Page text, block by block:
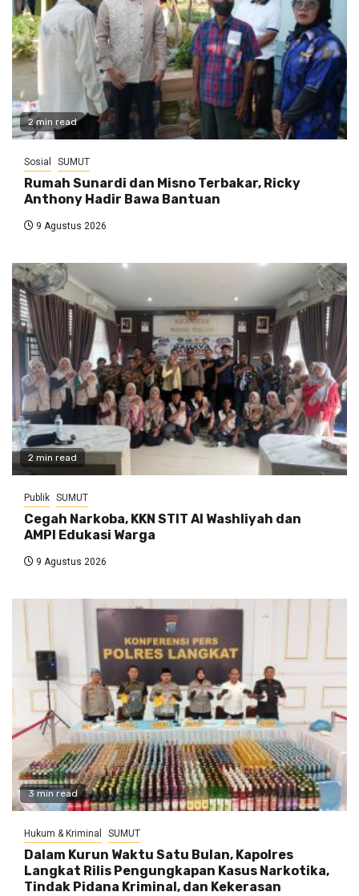
2 min read
Sosial SUMUT
Rumah Sunardi dan Misno Terbakar, Ricky
Anthony Hadir Bawa Bantuan
9 Agustus 2026
2 min read
Publik SUMUT
Cegah Narkoba, KKN STIT Al Washliyah dan
AMPI Edukasi Warga
9 Agustus 2026
3 min read
Hukum & Kriminal SUMUT
Dalam Kurun Waktu Satu Bulan, Kapolres
Langkat Rilis Pengungkapan Kasus Narkotika,
Tindak Pidana Kriminal, dan Kekerasan